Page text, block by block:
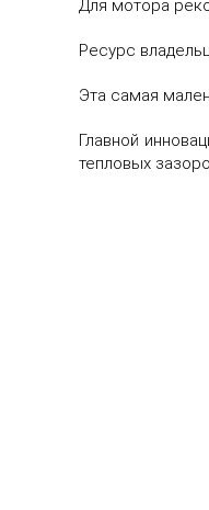
Для мотора
Ресурс
Эта самая
Главной
тепловых